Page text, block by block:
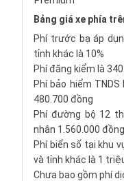
Bảng giá xe phía
Phí trước bạ áp
tỉnh khác là 10%
Phí đăng kiểm là
Phí bảo hiểm
480.700 đồng
Phí đường bộ 12
nhân 1.560.000 đồng
Phí biển số tại khu
và tỉnh khác là 1
Chưa bao gồm phí